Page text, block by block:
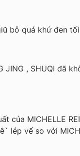
bỏ quá khứ đen tối
JING , SHUQI đã
của MICHELLE
lép vế so với